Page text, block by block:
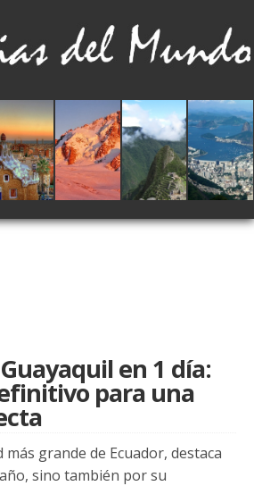
en 1 día:
para una
más grande de Ecuador, destaca
sino también por su